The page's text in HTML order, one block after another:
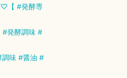
♡【 #発酵専
発酵調味 #
味 #醤油 #